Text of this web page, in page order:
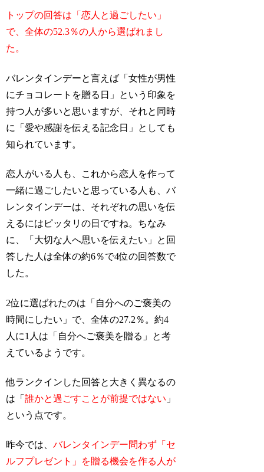
トップの回答は「恋人と過ごしたい」
で、全体の52.3％の人から選ばれまし
た。
バレンタインデーと言えば「女性が男性
にチョコレートを贈る日」という印象を
持つ人が多いと思いますが、それと同時
に「愛や感謝を伝える記念日」としても
知られています。
恋人がいる人も、これから恋人を作って
一緒に過ごしたいと思っている人も、バ
レンタインデーは、それぞれの思いを伝
えるにはピッタリの日ですね。ちなみ
に、「大切な人へ思いを伝えたい」と回
答した人は全体の約6％で4位の回答数で
した。
2位に選ばれたのは「自分へのご褒美の
時間にしたい」で、全体の27.2％。約4
人に1人は「自分へご褒美を贈る」と考
えているようです。
他ランクインした回答と大きく異なるの
は「誰かと過ごすことが前提ではない 」
という点です。
昨今では、バレンタインデー問わず「セ
ルフプレゼント」を贈る機会を作る人が